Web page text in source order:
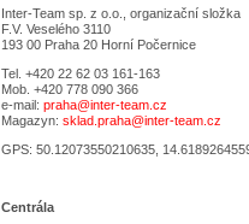
Inter-Team sp. z o.o., organizační složka
F.V. Veselého 3110
193 00 Praha 20 Horní Počernice
Tel. +420 22 62 03 161-163
Mob. +420 778 090 366
e-mail: praha@inter-team.cz
Magazyn: sklad.praha@inter-team.cz
GPS: 50.12073550210635,
Centrála